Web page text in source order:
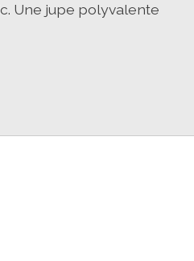
Une jupe polyvalente